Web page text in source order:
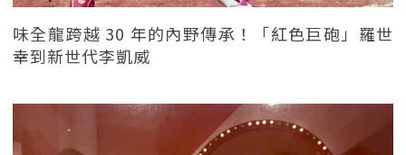
味全龍跨越 30 年的內野傳承！「紅色巨砲」羅世
幸到新世代李凱威